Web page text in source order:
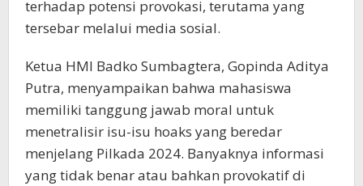
terhadap potensi provokasi, terutama yang
tersebar melalui media sosial.
Ketua HMI Badko Sumbagtera, Gopinda Aditya
Putra, menyampaikan bahwa mahasiswa
memiliki tanggung jawab moral untuk
menetralisir isu-isu hoaks yang beredar
menjelang Pilkada 2024. Banyaknya informasi
yang tidak benar atau bahkan provokatif di